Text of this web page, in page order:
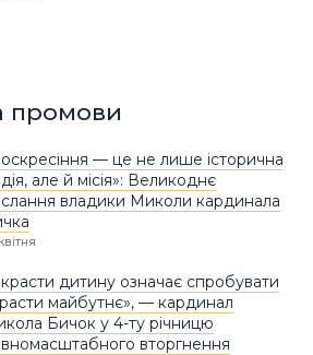
промови
— це не лише історична
але й місія»: Великоднє
владики Миколи кардинала
дитину означає спробувати
майбутнє», — кардинал
Бичок у 4-ту річницю
вторгнення